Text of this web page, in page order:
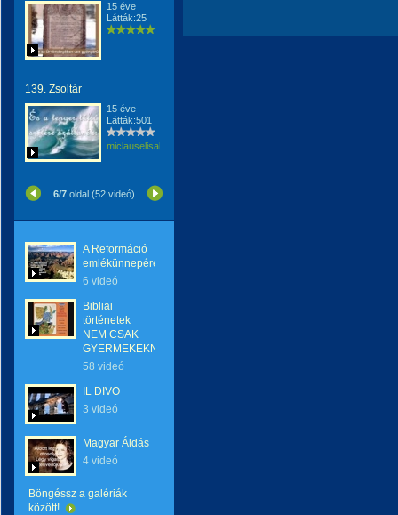
15 éve
Látták:25
139. Zsoltár
15 éve
Látták:501
miclauselisabeta
6/7 oldal (52 videó)
A Reformáció
emlékünnepére
6 videó
Bibliai
történetek
NEM CSAK
GYERMEKEKNEK
58 videó
IL DIVO
3 videó
Magyar Áldás
4 videó
Böngéssz a galériák
között!